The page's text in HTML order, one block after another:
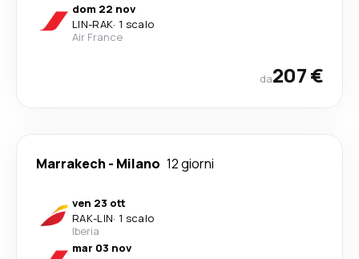
dom 22 nov
LIN-RAK· 1 scalo
Air France
da207 €
Marrakech - Milano 12 giorni
ven 23 ott
RAK-LIN· 1 scalo
Iberia
mar 03 nov